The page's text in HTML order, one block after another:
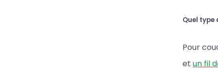
Quel type
Pour
et un fil